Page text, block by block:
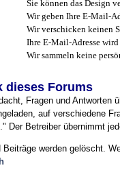
Sie können das Design
Wir geben Ihre E-Mail-
Wir verschicken keinen
Ihre E-Mail-Adresse
Wir sammeln keine
dieses Forums
Fragen und
auf verschiedene
Der Betreiber übernimmt
Beiträge werden gelöscht.